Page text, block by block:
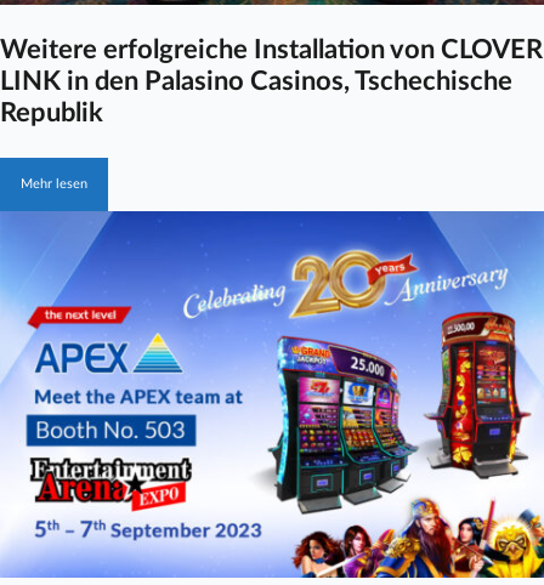
Weitere erfolgreiche Installation von CLOVER
LINK in den Palasino Casinos, Tschechische
Republik
Mehr lesen